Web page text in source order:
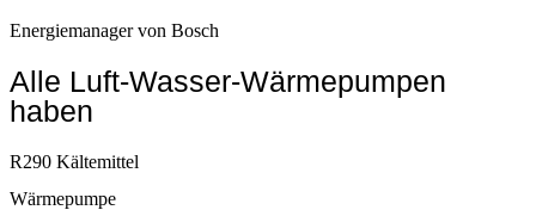
Energiemanager von Bosch
Alle Luft-Wasser-Wärmepumpen
haben
R290 Kältemittel
Wärmepumpe